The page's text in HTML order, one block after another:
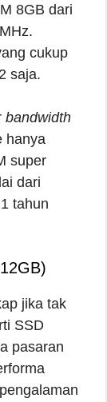
8GB dari
cukup
saja.
bandwidth
hanya
super
dari
tahun
jika tak
SSD
pasaran